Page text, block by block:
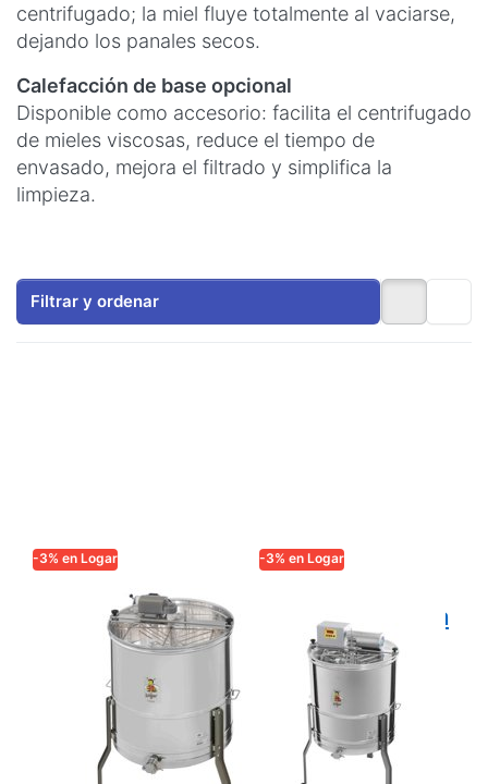
centrifugado; la miel fluye totalmente al vaciarse,
dejando los panales secos.
Calefacción de base opcional
Disponible como accesorio: facilita el centrifugado
de mieles viscosas, reduce el tiempo de
envasado, mejora el filtrado y simplifica la
limpieza.
Filtrar y ordenar
-3% en Logar
LOGAR TRADE
Logar Extractor
auto-invertible
para 4 marcos,
tambor 63 cm,
motor 110 W,
marcos 23 x 48
-3% en Logar
Logar centrífuga
autovuelco para
4 cuadros, cuba
63 cm, motor
110 W,
totalmente